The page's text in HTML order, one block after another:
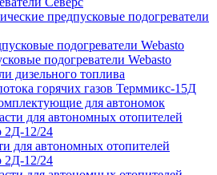
предпусковые подогреватели
подогреватели Webasto
дизельного топлива
горячих газов Терммикс-15Д
для автономок
для автономных отопителей
2Д-12/24